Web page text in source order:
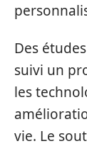
Des
suivi un
les
vie. Le